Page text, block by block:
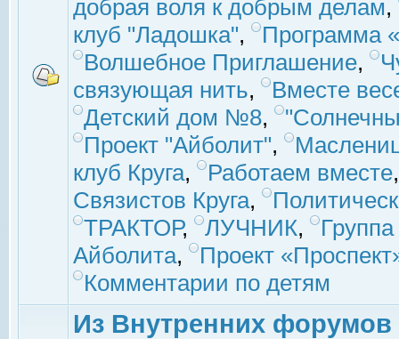
добрая воля к добрым делам,
клуб "Ладошка",
Программа
Волшебное Приглашение,
связующая нить,
Вместе
Детский дом №8,
Проект "Айболит",
клуб Круга, Работаем вместе
Связистов Круга,
ТРАКТОР, ЛУЧНИК,
Айболита,
Проект
Комментарии по детям
Из Внутренних форумов